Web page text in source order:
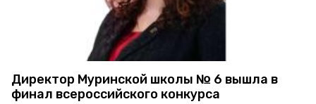
Директор Муринской школы № 6 вышла в
финал всероссийского конкурса